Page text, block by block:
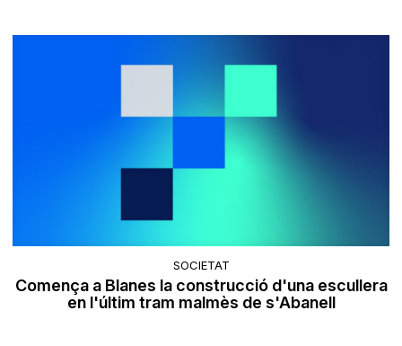
SOCIETAT
Comença a Blanes la construcció d'una escullera
en l'últim tram malmès de s'Abanell